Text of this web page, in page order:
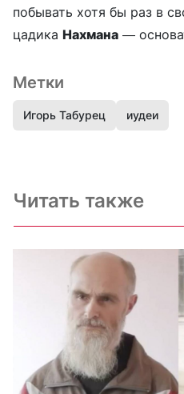
побывать хотя бы раз в
цадика Нахмана —
Метки
Игорь Табурец иудеи
Читать также